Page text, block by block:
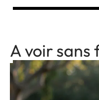
A voir sans